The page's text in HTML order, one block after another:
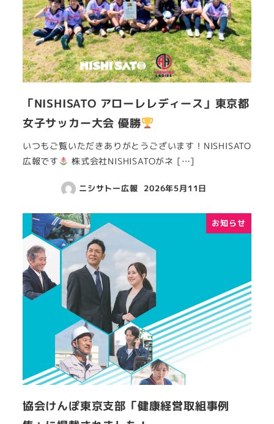
「NISHISATO アローレレディース」東京都
女子サッカー大会 優勝
いつもご覧いただきありがとうございます！NISHISATO
広報です
株式会社NISHISATOがネ […]
ニシサトー広報 2026年5月11日
お知らせ
協会けんぽ東京支部「健康経営取組事例